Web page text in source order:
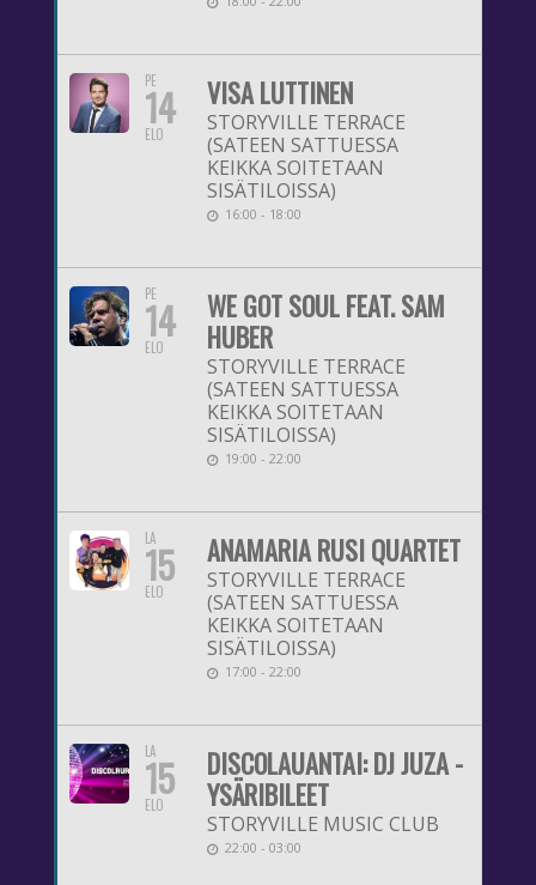
PE
14
ELO
VISA LUTTINEN
STORYVILLE TERRACE
(SATEEN SATTUESSA
KEIKKA SOITETAAN
SISÄTILOISSA)
16:00 - 18:00
PE
14
ELO
WE GOT SOUL FEAT. SAM
HUBER
STORYVILLE TERRACE
(SATEEN SATTUESSA
KEIKKA SOITETAAN
SISÄTILOISSA)
19:00 - 22:00
LA
15
ELO
ANAMARIA RUSI QUARTET
STORYVILLE TERRACE
(SATEEN SATTUESSA
KEIKKA SOITETAAN
SISÄTILOISSA)
17:00 - 22:00
LA
15
ELO
DISCOLAUANTAI: DJ JUZA -
YSÄRIBILEET
STORYVILLE MUSIC CLUB
22:00 - 03:00